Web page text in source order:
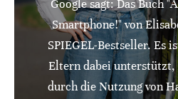
Google sagt: Das Buch
Smartphone!" von
SPIEGEL-Bestseller. Es
Eltern dabei
durch die Nutzung von